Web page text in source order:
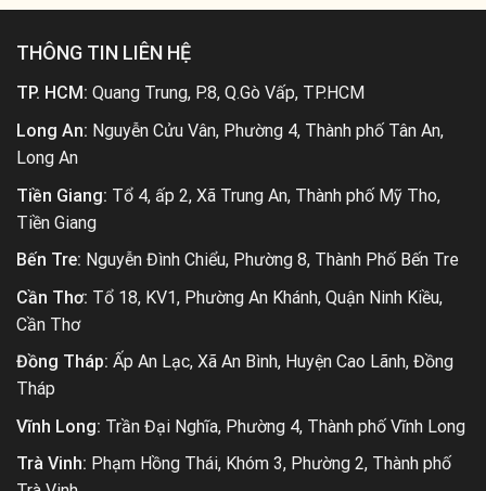
THÔNG TIN LIÊN HỆ
TP. HCM: Quang Trung, P.8, Q.Gò Vấp, TP.HCM
Long An: Nguyễn Cửu Vân, Phường 4, Thành phố Tân An,
Long An
Tiền Giang: Tổ 4, ấp 2, Xã Trung An, Thành phố Mỹ Tho,
Tiền Giang
Bến Tre: Nguyễn Đình Chiểu, Phường 8, Thành Phố Bến Tre
Cần Thơ: Tổ 18, KV1, Phường An Khánh, Quận Ninh Kiều,
Cần Thơ
Đồng Tháp: Ấp An Lạc, Xã An Bình, Huyện Cao Lãnh, Đồng
Tháp
Vĩnh Long: Trần Đại Nghĩa, Phường 4, Thành phố Vĩnh Long
Trà Vinh: Phạm Hồng Thái, Khóm 3, Phường 2, Thành phố